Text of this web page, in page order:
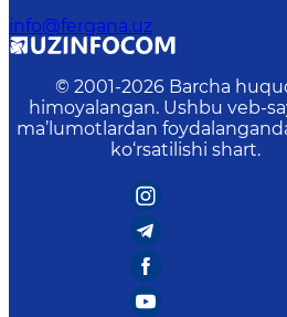
info@fergana.uz
© 2001-2026 Barcha
himoyalangan. Ushbu veb-
ma’lumotlardan
ko‘rsatilishi shart.